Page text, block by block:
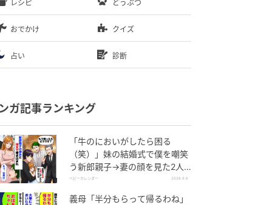
レシピ どうぶつ
おでかけ クイズ
占い 診断
ガ記事ランキング
「牛のにおいがしたら困る
（笑）」妹の結婚式で僕を嘲笑
う新郎親子→妻の顔を見た2人
が絶句したワケ
ベビーカレンダー 2026.8.6
義母「半分もらって帰るわね」